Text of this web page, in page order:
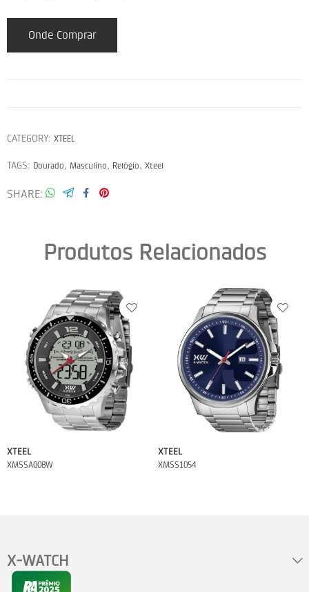
Onde Comprar
CATEGORY: XTEEL
TAGS: Dourado, Masculino, Relógio, Xteel
SHARE
Produtos Relacionados
XTEEL
XMSSA008W
XTEEL
XMSS1054
X-WATCH